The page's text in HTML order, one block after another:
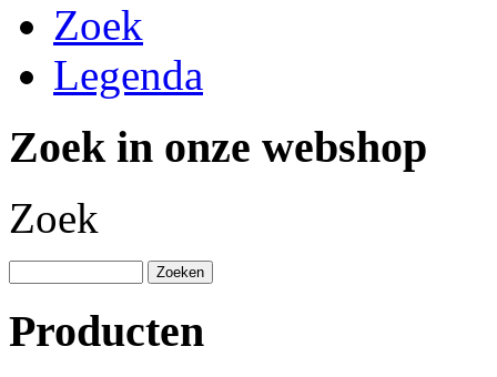
Zoek
Legenda
Zoek in onze webshop
Zoek
Producten